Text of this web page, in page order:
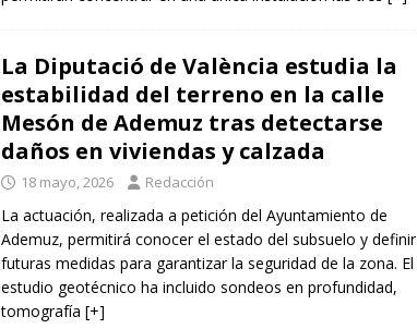
La Diputació de València estudia la
estabilidad del terreno en la calle
Mesón de Ademuz tras detectarse
daños en viviendas y calzada
18 mayo, 2026 Redacción
La actuación, realizada a petición del Ayuntamiento de
Ademuz, permitirá conocer el estado del subsuelo y definir
futuras medidas para garantizar la seguridad de la zona. El
estudio geotécnico ha incluido sondeos en profundidad,
tomografía [+]